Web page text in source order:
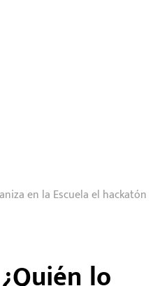
en la Escuela el hackatón